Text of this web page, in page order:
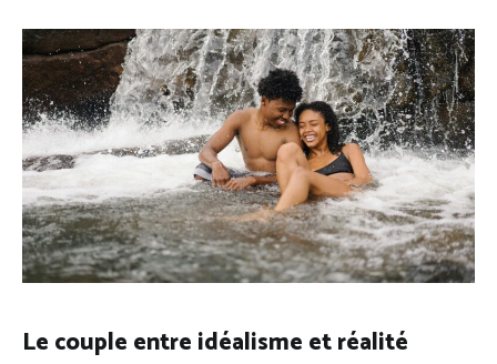
Le couple entre idéalisme et réalité